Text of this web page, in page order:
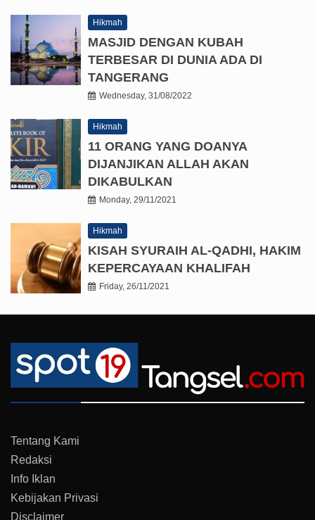
Hikmah
MASJID DENGAN KUBAH
TERBESAR DI DUNIA ADA DI
TANGERANG
Wednesday, 31/08/2022
Hikmah
11 ORANG YANG DOANYA
DIJANJIKAN ALLAH AKAN
DIKABULKAN
Monday, 29/11/2021
Hikmah
KISAH SYURAIH AL-QADHI, HAKIM
KEPERCAYAAN KHALIFAH
Friday, 26/11/2021
Tentang Kami
Redaksi
Info Iklan
Kebijakan Privasi
Disclaimer